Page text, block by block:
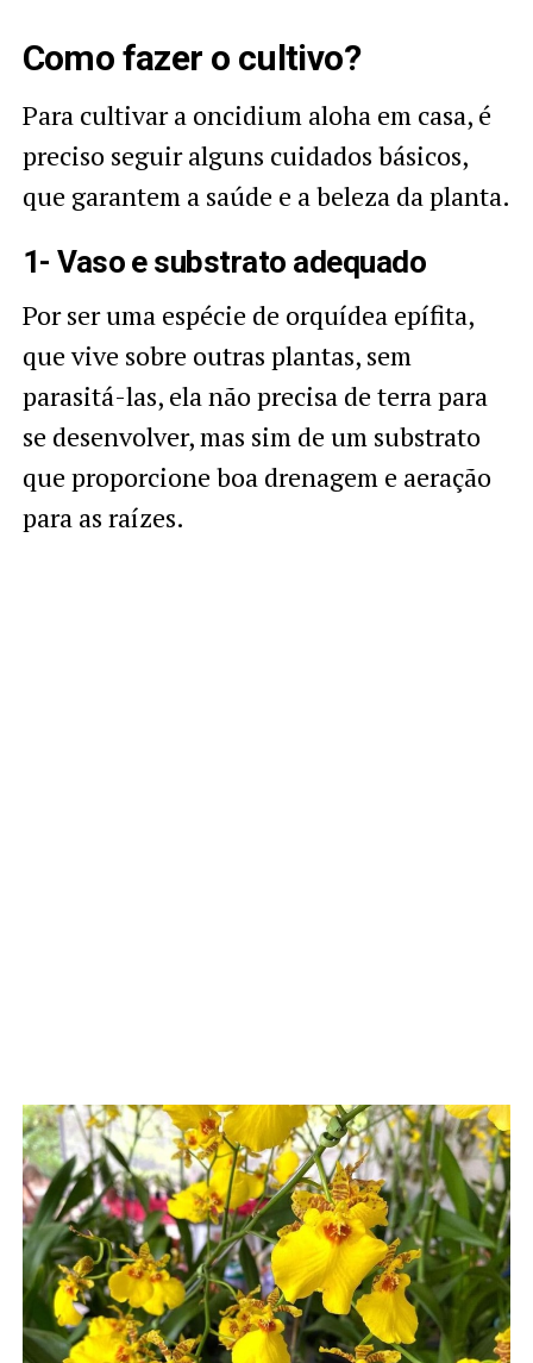
Como fazer o cultivo?
Para cultivar a oncidium aloha em casa, é
preciso seguir alguns cuidados básicos,
que garantem a saúde e a beleza da planta.
1- Vaso e substrato adequado
Por ser uma espécie de orquídea epífita,
que vive sobre outras plantas, sem
parasitá-las, ela não precisa de terra para
se desenvolver, mas sim de um substrato
que proporcione boa drenagem e aeração
para as raízes.